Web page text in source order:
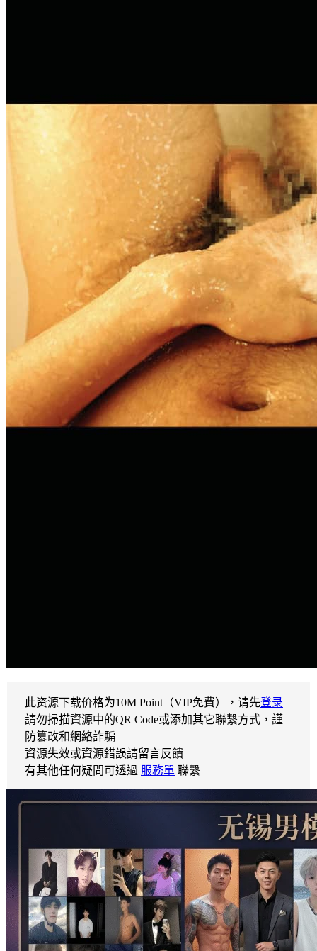
此资源下载价格为10M Point（VIP免費），请先登录
請勿掃描資源中的QR Code或添加其它聯繫方式，謹
防篡改和網絡詐騙
資源失效或資源錯誤請留言反饋
有其他任何疑問可透過 服務單 聯繫